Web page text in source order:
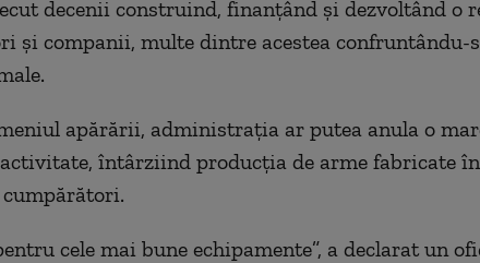
decenii construind, finanțând și dezvoltând o
și companii, multe dintre acestea confruntându-
apărării, administrația ar putea anula o
întârziind producția de arme fabricate în
cele mai bune echipamente”, a declarat un